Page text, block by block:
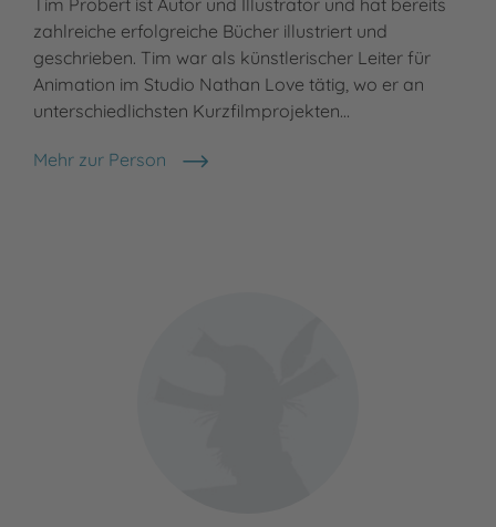
zahlreiche erfolgreiche Bücher illustriert und
geschrieben. Tim war als künstlerischer Leiter für
Animation im Studio Nathan Love tätig, wo er an
unterschiedlichsten Kurzfilmprojekten…
Mehr zur Person
Tim Probert